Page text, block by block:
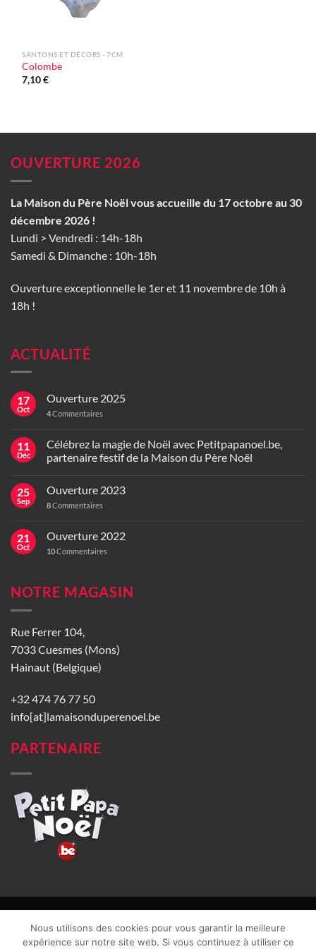
SANTONS ET DÉCORS - 7CM
Colombe
7,10€
OUVERTURE 2026
La Maison du Père Noël vous accueille du 17 octobre au 30
décembre 2026 !
Lundi > Vendredi : 14h-18h
Samedi & Dimanche : 10h-18h
Ouverture exceptionnelle le 1er et 11 novembre de 10h à
18h !
ACTUALITÉ
17
Oct
Ouverture 2025
4Commentaires
11
Déc
Célébrez la magie de Noël avec Petitpapanoel.be,
partenaire festif de la Maison du Père Noël
25
Sep
Ouverture 2023
8Commentaires
21
Oct
Ouverture 2022
10Commentaires
NOTRE MAGASIN
Rue Ferrer 104,
7033 Cuesmes (Mons)
Hainaut (Belgique)
+32 474 76 77 50
info[at]lamaisonduperenoel.be
PARTENAIRE
CGU| Vie privée| TVA : BE0840965749 | Site web réalisé par
Nous utilisons des cookies pour vous garantir la meilleure
expérience sur notre site web. Si vous continuez à utiliser ce